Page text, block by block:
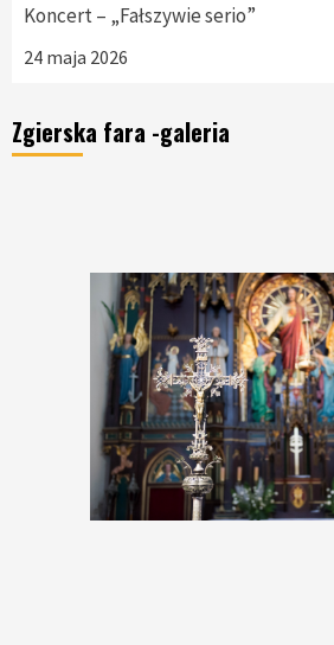
Koncert – „Fałszywie serio”
24 maja 2026
Zgierska fara -galeria